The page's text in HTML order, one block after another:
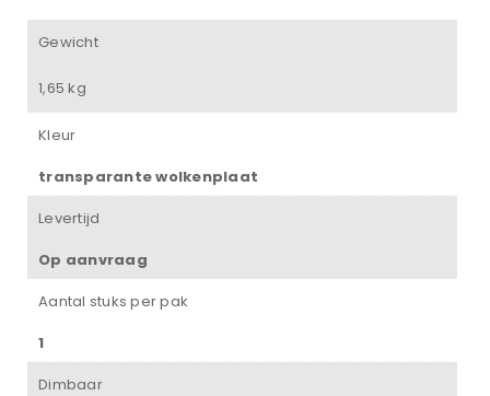
Gewicht
1,65 kg
Kleur
transparante wolkenplaat
Levertijd
Op aanvraag
Aantal stuks per pak
1
Dimbaar